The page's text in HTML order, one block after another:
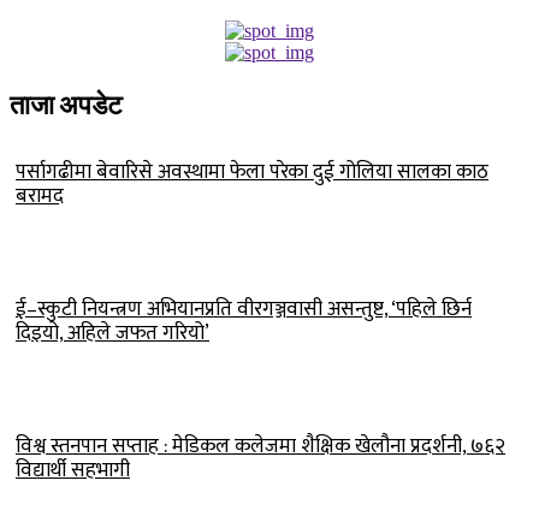
ताजा अपडेट
पर्सागढीमा बेवारिसे अवस्थामा फेला परेका दुई गोलिया सालका काठ
बरामद
ई–स्कुटी नियन्त्रण अभियानप्रति वीरगञ्जवासी असन्तुष्ट, ‘पहिले छिर्न
दिइयो, अहिले जफत गरियो’
विश्व स्तनपान सप्ताह : मेडिकल कलेजमा शैक्षिक खेलौना प्रदर्शनी, ७६२
विद्यार्थी सहभागी